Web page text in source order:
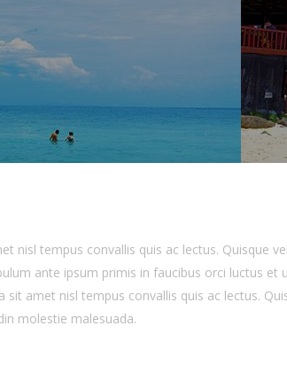
nisl tempus convallis quis ac lectus. Quisque
ante ipsum primis in faucibus orci luctus et
amet nisl tempus convallis quis ac lectus.
molestie malesuada.